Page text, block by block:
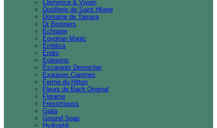
Clémence & Vivien
Distillerie de Saint Hilaire
Domaine de Tamara
Dr Bronners
Echoppe
Egyptian Magic
Emblica
Endro
Eolesens
Escargots Desrocher
Exquises Caprines
Ferme du Hitton
Fleurs de Bach Original
Florame
Fressimouss
Gaiia
Ground Soap
Hydrophil